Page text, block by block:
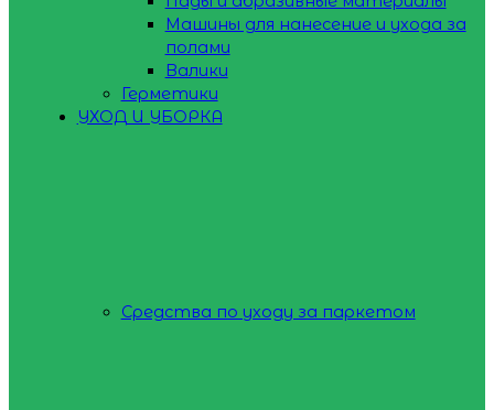
Машины для нанесение и ухода за
полами
Валики
Герметики
УХОД И УБОРКА
Средства по уходу за паркетом